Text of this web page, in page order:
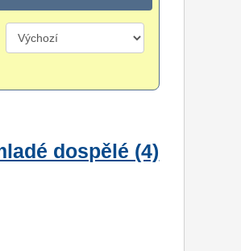
dospělé (4)